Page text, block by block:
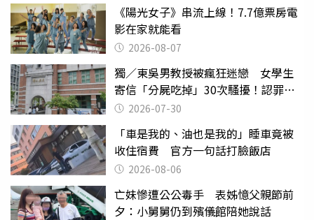
《陽光女子》串流上線！7.7億票房電
影在家就能看
2026-08-07
獨／東吳男教授被瘋狂迷戀 女學生
寄信「分屍吃掉」30次騷擾！認罪免
關 2026-07-30
「車是我的、油也是我的」睡車竟被
收住宿費 官方一句話打臉飯店
2026-08-06
亡妹慘遭公公毒手 表姊憶父親節前
夕：小舅舅仍到殯儀館陪她說話